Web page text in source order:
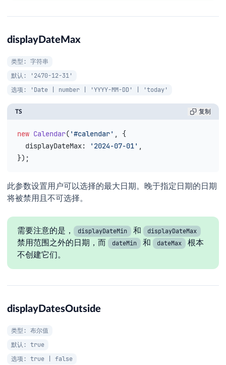
displayDateMax
类型: 字符串
默认: '2470-12-31'
选项: 'Date | number | 'YYYY-MM-DD' | 'today'
TS 复制
new Calendar( '#calendar' , {
  displayDateMax
: '2024-07-01' ,
});
此参数设置用户可以选择的最大日期。晚于指定日期的日期
将被禁用且不可选择。
需要注意的是， displayDateMin 和
displayDateMax
禁用范围之外的日期，而
dateMin 和 dateMax
根本
不创建它们。
displayDatesOutside
类型: 布尔值
默认: true
选项: true | false